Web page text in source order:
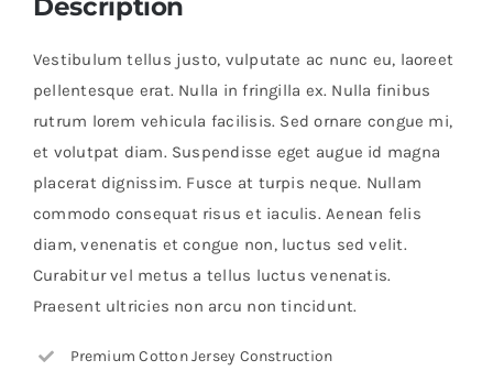
Description
Vestibulum tellus justo, vulputate ac nunc eu, laoreet
pellentesque erat. Nulla in fringilla ex. Nulla finibus
rutrum lorem vehicula facilisis. Sed ornare congue mi,
et volutpat diam. Suspendisse eget augue id magna
placerat dignissim. Fusce at turpis neque. Nullam
commodo consequat risus et iaculis. Aenean felis
diam, venenatis et congue non, luctus sed velit.
Curabitur vel metus a tellus luctus venenatis.
Praesent ultricies non arcu non tincidunt.
Premium Cotton Jersey Construction